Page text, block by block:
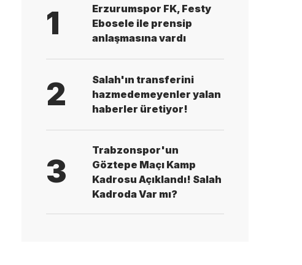
1
Erzurumspor FK, Festy
Ebosele ile prensip
anlaşmasına vardı
2
Salah'ın transferini
hazmedemeyenler yalan
haberler üretiyor!
3
Trabzonspor'un
Göztepe Maçı Kamp
Kadrosu Açıklandı! Salah
Kadroda Var mı?